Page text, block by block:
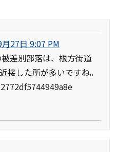
27日 9:07 PM
差別部落は、根方街道
接した所が多いですね。